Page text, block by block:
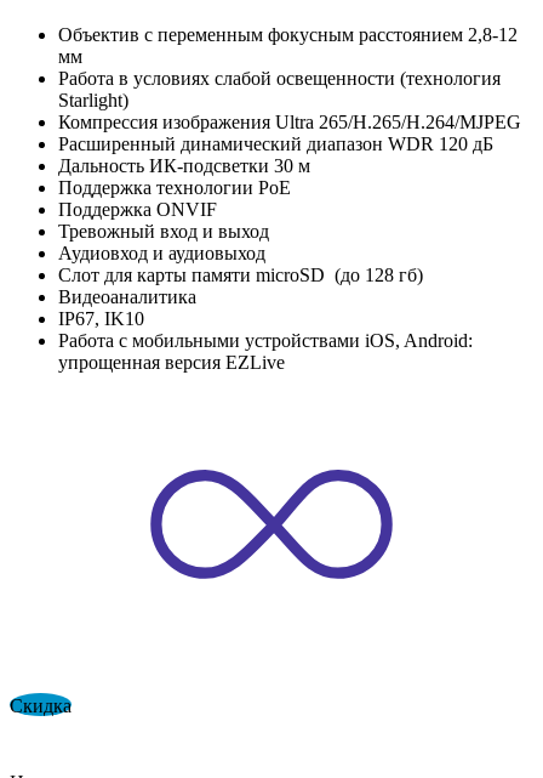
Объектив с переменным фокусным расстоянием 2,8-12
мм
Работа в условиях слабой освещенности (технология
Starlight)
Компрессия изображения Ultra 265/H.265/H.264/MJPEG
Расширенный динамический диапазон WDR 120 дБ
Дальность ИК-подсветки 30 м
Поддержка технологии PoE
Поддержка ONVIF
Тревожный вход и выход
Аудиовход и аудиовыход
Слот для карты памяти microSD (до 128 гб)
Видеоаналитика
IP67, IK10
Работа с мобильными устройствами iOS, Android:
упрощенная версия EZLive
Скидка